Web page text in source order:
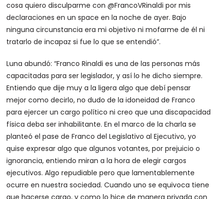
cosa quiero disculparme con @FrancoVRinaldi por mis
declaraciones en un space en la noche de ayer. Bajo
ninguna circunstancia era mi objetivo ni mofarme de él ni
tratarlo de incapaz si fue lo que se entendió”.
Luna abundó: “Franco Rinaldi es una de las personas más
capacitadas para ser legislador, y así lo he dicho siempre.
Entiendo que dije muy a la ligera algo que debí pensar
mejor como decirlo, no dudo de la idoneidad de Franco
para ejercer un cargo político ni creo que una discapacidad
física deba ser inhabilitante. En el marco de la charla se
planteó el pase de Franco del Legislativo al Ejecutivo, yo
quise expresar algo que algunos votantes, por prejuicio o
ignorancia, entiendo miran a la hora de elegir cargos
ejecutivos. Algo repudiable pero que lamentablemente
ocurre en nuestra sociedad. Cuando uno se equivoca tiene